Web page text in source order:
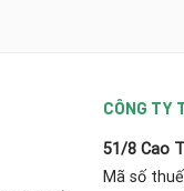
CÔNG TY
51/8 Cao
Mã số